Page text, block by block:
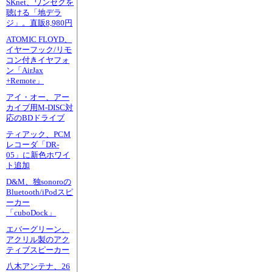
SKnet、ワンセグを
聴ける「地デラ
ジ」。直販8,980円
ATOMIC FLOYD、
イヤーフック/リモ
コン付きイヤフォ
ン「AirJax
+Remote」
アイ・オー、アー
カイブ用M-DISC対
応のBDドライブ
ティアック、PCM
レコーダ「DR-
05」に新色ホワイ
ト追加
D&M、独sonoroの
Bluetooth/iPodスピ
ーカー
「cuboDock」
エバーグリーン、
アクリル製のアク
ティブスピーカー
八木アンテナ、26